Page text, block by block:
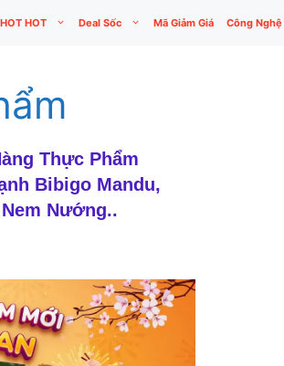
HOT HOT Deal Sốc Mã Giảm Giá Công Nghệ
Thực Phẩm
Bibigo Mandu,
Nướng..